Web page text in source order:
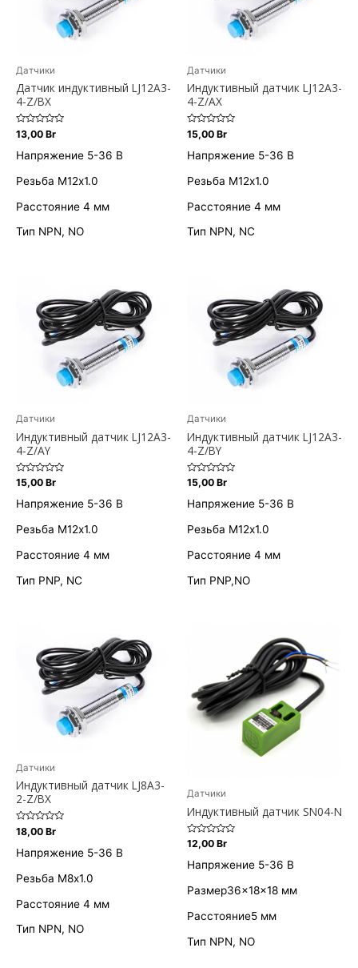
Датчики
Датчик индуктивный LJ12A3-
4-Z/BX
Оценка
0
из
5
13,00 Br
Напряжение 5-36 В
Резьба M12х1.0
Расстояние 4 мм
Тип NPN, NO
Датчики
Индуктивный датчик LJ12A3-
4-Z/AX
Оценка
0
из
5
15,00 Br
Напряжение 5-36 В
Резьба M12х1.0
Расстояние 4 мм
Тип NPN, NC
Датчики
Индуктивный датчик LJ12A3-
4-Z/AY
Оценка
из
5
15,00 Br
Напряжение 5-36 В
Резьба M12х1.0
Расстояние 4 мм
Тип PNP, NC
Датчики
Индуктивный датчик LJ12A3-
4-Z/BY
Оценка
из
5
15,00 Br
Напряжение 5-36 В
Резьба M12х1.0
Расстояние 4 мм
Тип PNP,NO
Датчики
Индуктивный датчик LJ8A3-
2-Z/BX
Оценка
0
из
5
18,00 Br
Напряжение 5-36 В
Резьба M8х1.0
Расстояние 4 мм
Тип NPN, NO
Датчики
Индуктивный датчик SN04-N
Оценка
0
из
5
12,00 Br
Напряжение 5-36 В
Размер36×18×18 мм
Расстояние5 мм
Тип NPN, NO